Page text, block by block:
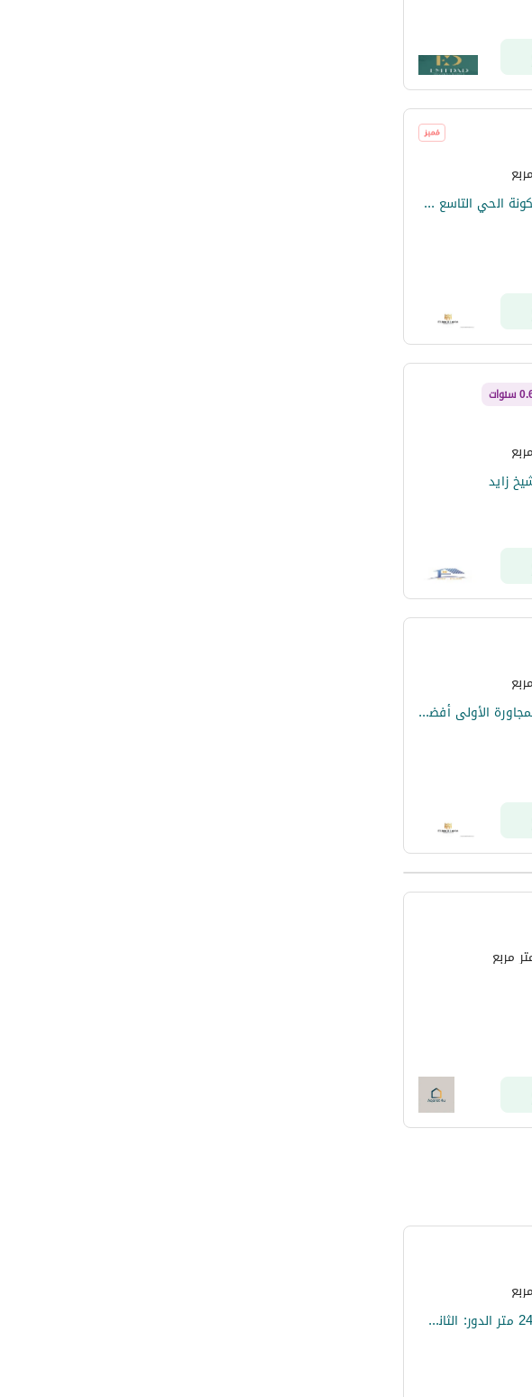
شقة للبيع متشطبة 220متر 3 غرف تاني بلكونة الحي التاسع مجاورة3 وصلة دهشورامام قصر الكبابجي es_43
شقة للبيع في الشيخ زايد – الحي التاسع المجاورة الأولى أفضل أحياء الشيخ زايد، بموقع هادئ وإطلالة مفتوحة
للبيع – شقة مميزة بالشيخ زايد المساحة: 240 متر الدور: الثاني والأخير 3 غرف نوم 3 حمامات